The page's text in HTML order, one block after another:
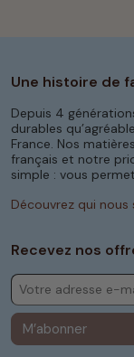
Une histoire de
Depuis 4
durables
France. Nos
français et notre
simple : vous
Découvrez qui nous
Recevez nos
M’abonner